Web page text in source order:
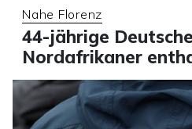
Nahe Florenz
44-jährige
Nordafrikaner